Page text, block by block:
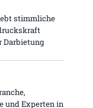
stimmliche
Darbietung
und Experten in